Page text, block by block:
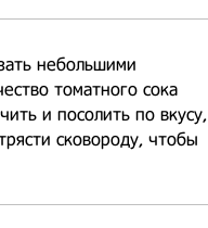
небольшими
томатного сока
и посолить по вкусу,
сковороду, чтобы